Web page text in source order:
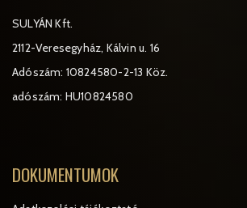
SULYÁN Kft.
2112-Veresegyház, Kálvin u. 16
Adószám: 10824580-2-13 Köz.
adószám: HU10824580
DOKUMENTUMOK